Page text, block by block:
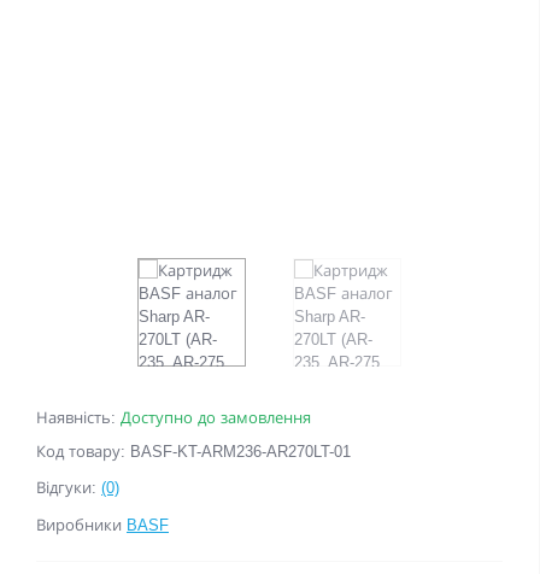
Наявність: Доступно до замовлення
Код товару: BASF-KT-ARM236-AR270LT-01
Відгуки: (0)
Виробники BASF